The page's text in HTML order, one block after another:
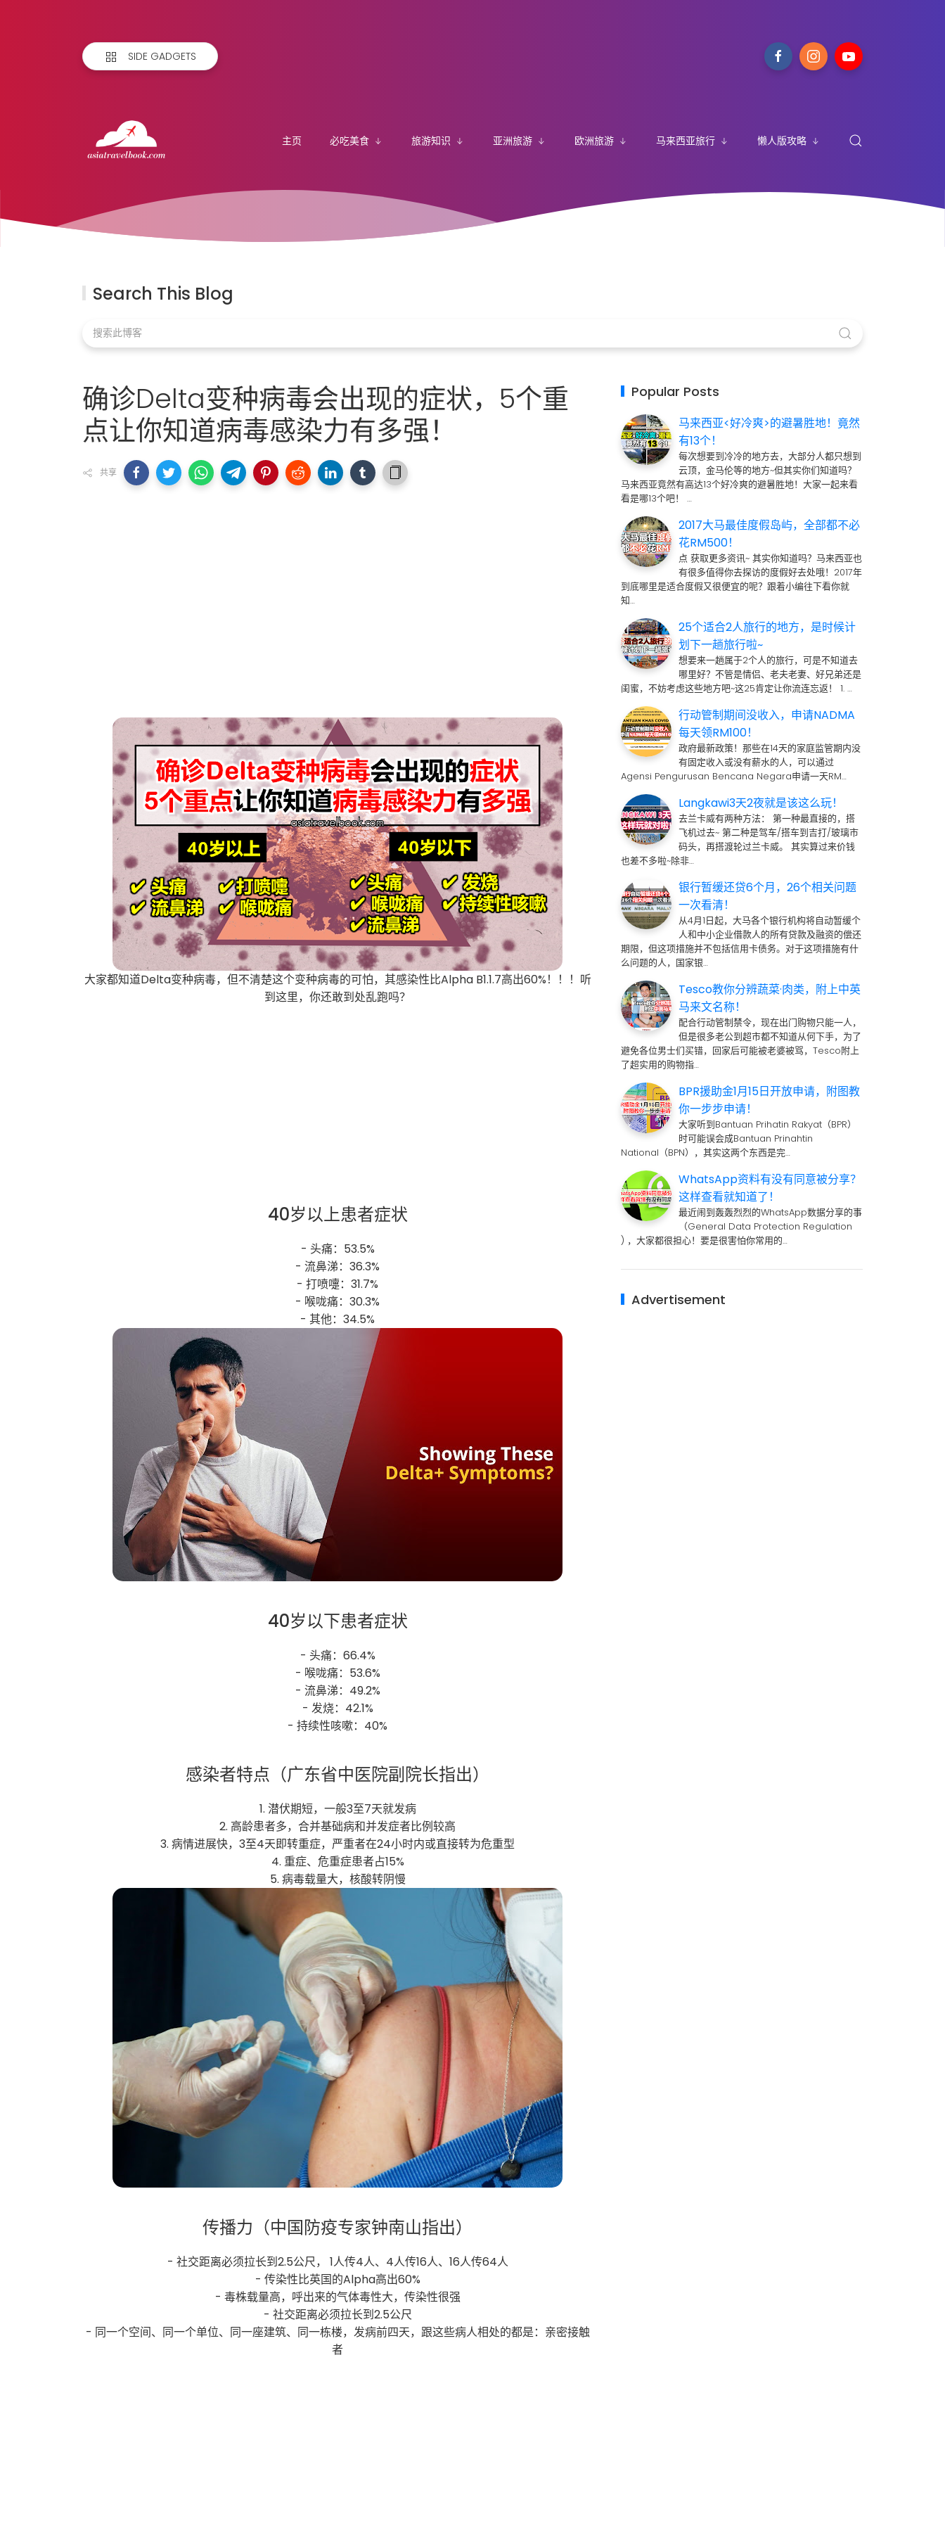
SIDE GADGETS
主页 必吃美食 旅游知识 亚洲旅游 欧洲旅游 马来西亚旅行 懒人版攻略
Search This Blog
确诊Delta变种病毒会出现的症状，5个重
点让你知道病毒感染力有多强！
共享
大家都知道Delta变种病毒，但不清楚这个变种病毒的可怕，其感染性比Alpha B1.1.7高出60%！！！听
到这里，你还敢到处乱跑吗？
40岁以上患者症状
- 头痛：53.5%
- 流鼻涕：36.3%
- 打喷嚏：31.7%
- 喉咙痛：30.3%
- 其他：34.5%
40岁以下患者症状
- 头痛：66.4%
- 喉咙痛：53.6%
- 流鼻涕：49.2%
- 发烧：42.1%
- 持续性咳嗽：40%
感染者特点（广东省中医院副院长指出）
1. 潜伏期短，一般3至7天就发病
2. 高龄患者多，合并基础病和并发症者比例较高
3. 病情进展快，3至4天即转重症，严重者在24小时内或直接转为危重型
4. 重症、危重症患者占15%
5. 病毒载量大，核酸转阴慢
传播力（中国防疫专家钟南山指出）
- 社交距离必须拉长到2.5公尺， 1人传4人、4人传16人、16人传64人
- 传染性比英国的Alpha高出60%
- 毒株载量高，呼出来的气体毒性大，传染性很强
- 社交距离必须拉长到2.5公尺
- 同一个空间、同一个单位、同一座建筑、同一栋楼，发病前四天，跟这些病人相处的都是：亲密接触
者
Popular Posts
马来西亚<好冷爽>的避暑胜地！竟然
有13个！
每次想要到冷冷的地方去，大部分人都只想到
云顶，金马伦等的地方~但其实你们知道吗？
马来西亚竟然有高达13个好冷爽的避暑胜地！大家一起来看
看是哪13个吧！ …
2017大马最佳度假岛屿，全部都不必
花RM500！
点 获取更多资讯~ 其实你知道吗？马来西亚也
有很多值得你去探访的度假好去处哦！2017年
到底哪里是适合度假又很便宜的呢？跟着小编往下看你就
知…
25个适合2人旅行的地方，是时候计
划下一趟旅行啦~
想要来一趟属于2个人的旅行，可是不知道去
哪里好？不管是情侣、老夫老妻、好兄弟还是
闺蜜，不妨考虑这些地方吧~这25肯定让你流连忘返！ 1. …
行动管制期间没收入，申请NADMA
每天领RM100！
政府最新政策！那些在14天的家庭监管期内没
有固定收入或没有薪水的人，可以通过
Agensi Pengurusan Bencana Negara申请一天RM…
Langkawi3天2夜就是该这么玩！
去兰卡威有两种方法： 第一种最直接的，搭
飞机过去~ 第二种是驾车/搭车到吉打/玻璃市
码头，再搭渡轮过兰卡威。 其实算过来价钱
也差不多啦~除非…
银行暂缓还贷6个月，26个相关问题
一次看清！
从4月1日起，大马各个银行机构将自动暂缓个
人和中小企业借款人的所有贷款及融资的偿还
期限，但这项措施并不包括信用卡债务。对于这项措施有什
么问题的人，国家银…
Tesco教你分辨蔬菜·肉类，附上中英
马来文名称！
配合行动管制禁令，现在出门购物只能一人，
但是很多老公到超市都不知道从何下手，为了
避免各位男士们买错，回家后可能被老婆被骂，Tesco附上
了超实用的购物指…
BPR援助金1月15日开放申请，附图教
你一步步申请！
大家听到Bantuan Prihatin Rakyat（BPR）
时可能误会成Bantuan Prinahtin
National（BPN），其实这两个东西是完…
WhatsApp资料有没有同意被分享？
这样查看就知道了！
最近闹到轰轰烈烈的WhatsApp数据分享的事
（General Data Protection Regulation
) ，大家都很担心！要是很害怕你常用的…
Advertisement